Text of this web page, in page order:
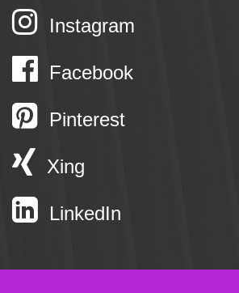
Instagram
Facebook
Pinterest
Xing
LinkedIn